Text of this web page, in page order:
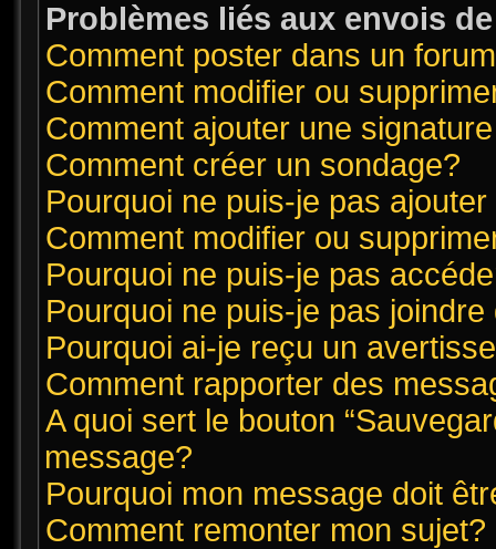
Problèmes liés aux envois
Comment poster dans un
Comment modifier ou
Comment ajouter une
Comment créer un sondage?
Pourquoi ne puis-je pas
Comment modifier ou
Pourquoi ne puis-je pas
Pourquoi ne puis-je pas
Pourquoi ai-je reçu un
Comment rapporter des
A quoi sert le bouton
message?
Pourquoi mon message doit
Comment remonter mon sujet?